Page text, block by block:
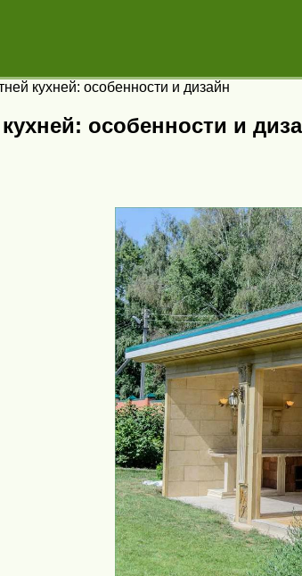
кухней: особенности и дизайн
особенности и